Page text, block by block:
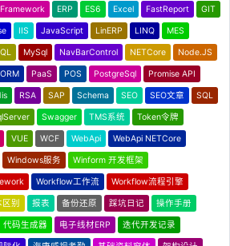
ERP ES6 Excel FastReport GIT
IIS JavaScript LinERP LINQ MES
MySql NavBarControl NETCore Node.JS
ORM PaaS POS PostgreSql Promise API
RSA SAP Schema SEO SEO文章 SQL
Swagger TMS系统 Token令牌
VUE WCF WebApi WebApi NETCore
Windows服务 Winform 开发框架
Workflow工作流 Workflow流程引擎
别 报表 备份还原 踩坑日记 操作手册
代码生成器 电子线材ERP 迭代开发记录